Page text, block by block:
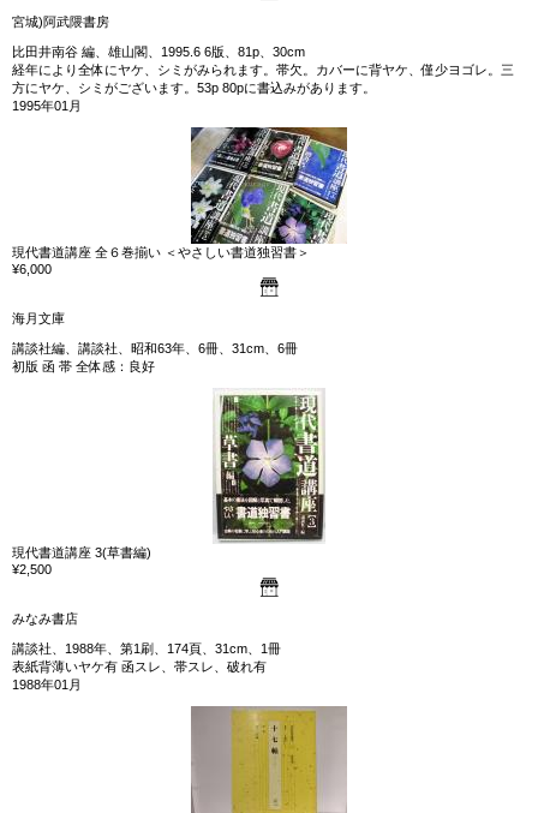
宮城)阿武隈書房
比田井南谷 編、雄山閣、1995.6 6版、81p、30cm
経年により全体にヤケ、シミがみられます。帯欠。カバーに背ヤケ、僅少ヨゴレ。三
方にヤケ、シミがございます。53p 80pに書込みがあります。
1995年01月
現代書道講座 全６巻揃い ＜やさしい書道独習書＞
¥6,000
海月文庫
講談社編、講談社、昭和63年、6冊、31cm、6冊
初版 函 帯 全体感：良好
現代書道講座 3(草書編)
¥2,500
みなみ書店
講談社、1988年、第1刷、174頁、31cm、1冊
表紙背薄いヤケ有 函スレ、帯スレ、破れ有
1988年01月